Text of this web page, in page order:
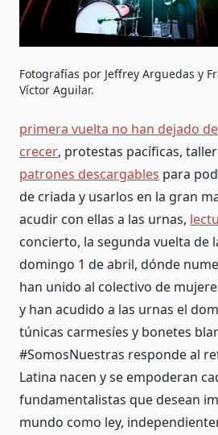
Fotografías por Jeffrey Arguedas y
Víctor Aguilar.
primera vuelta no han dejado
crecer, protestas pacíficas,
patrones descargables para
de criada y usarlos en la gran
acudir con ellas a las urnas,
concierto, la segunda vuelta de
domingo 1 de abril, dónde
han unido al colectivo de
y han acudido a las urnas el
túnicas carmesíes y bonetes
#SomosNuestras responde al
Latina nacen y se empoderan
fundamentalistas que desean
mundo como ley,